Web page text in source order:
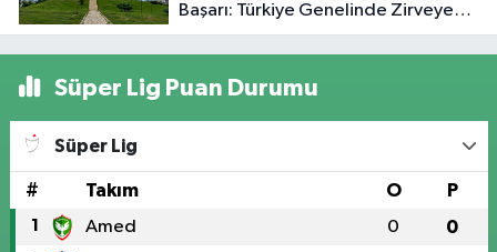
Başarı: Türkiye Genelinde Zirveye
Yerleşti!
Süper Lig Puan Durumu
Süper Lig
# Takım O P
1 Amed 0 0